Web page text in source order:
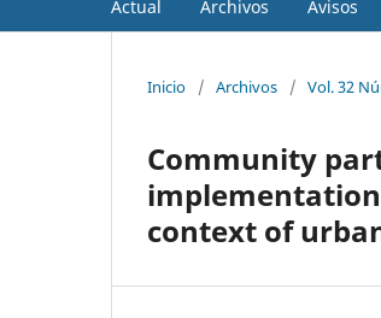
Actual Archivos Avisos
Inicio / Archivos / Vol. 32
Community
context of